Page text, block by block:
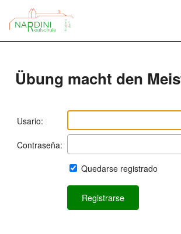
Übung macht den
Usario:
Contraseña:
Quedarse registrado